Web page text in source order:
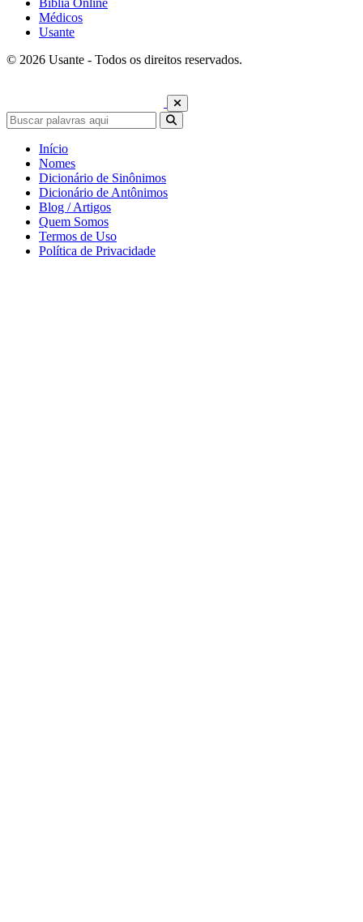
Bíblia Online
Médicos
Usante
© 2026 Usante - Todos os direitos reservados.
Início
Nomes
Dicionário de Sinônimos
Dicionário de Antônimos
Blog / Artigos
Quem Somos
Termos de Uso
Política de Privacidade